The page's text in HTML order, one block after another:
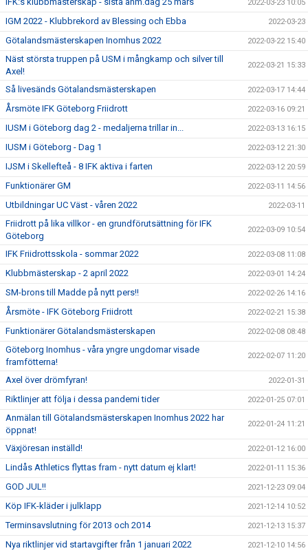
2022-03-23 10:05
IGM 2022 - Klubbrekord av Blessing och Ebba 2022-03-23
Götalandsmästerskapen Inomhus 2022 2022-03-22 15:40
Näst största truppen på USM i mångkamp och silver till
Axel!
2022-03-21 15:33
Så livesänds Götalandsmästerskapen 2022-03-17 14:44
Årsmöte IFK Göteborg Friidrott 2022-03-16 09:21
IUSM i Göteborg dag 2 - medaljerna trillar in... 2022-03-13 16:15
IUSM i Göteborg - Dag 1 2022-03-12 21:30
IJSM i Skellefteå - 8 IFK aktiva i farten 2022-03-12 20:59
Funktionärer GM 2022-03-11 14:56
Utbildningar UC Väst - våren 2022 2022-03-11
Friidrott på lika villkor - en grundförutsättning för IFK
Göteborg
2022-03-09 10:54
IFK Friidrottsskola - sommar 2022 2022-03-08 11:08
Klubbmästerskap - 2 april 2022 2022-03-01 14:24
SM-brons till Madde på nytt pers!! 2022-02-26 14:16
Årsmöte - IFK Göteborg Friidrott 2022-02-21 15:38
Funktionärer Götalandsmästerskapen 2022-02-08 08:48
Göteborg Inomhus - våra yngre ungdomar visade
framfötterna!
2022-02-07 11:20
Axel över drömfyran! 2022-01-31
Riktlinjer att följa i dessa pandemi tider 2022-01-25 07:01
Anmälan till Götalandsmästerskapen Inomhus 2022 har
öppnat!
2022-01-24 11:21
Växjöresan inställd! 2022-01-12 16:00
Lindås Athletics flyttas fram - nytt datum ej klart! 2022-01-11 15:36
GOD JUL!! 2021-12-23 09:04
Köp IFK-kläder i julklapp 2021-12-14 10:52
Terminsavslutning för 2013 och 2014 2021-12-13 15:37
Nya riktlinjer vid startavgifter från 1 januari 2022 2021-12-10 14:56